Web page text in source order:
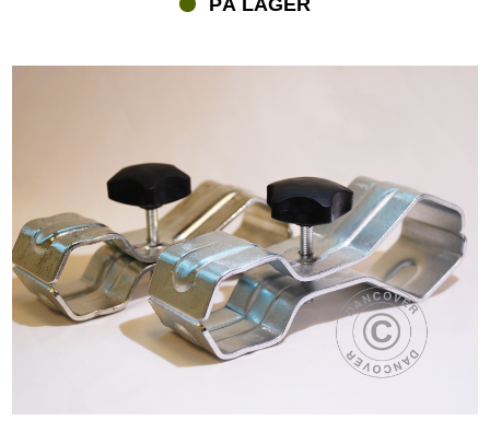
eller flere FleXtents® foldetelte. Men vi tilbyder også et stort udvalg
af andet tilbehør til disse populære foldetelte. Tilbehør som bl.a.
tagrender, der gør to sammenstillede foldetelte vandtætte,
samlestykker som kan gøre de sammenstillede telte flotte og helt
færdige, sidevægge, gardiner, vægtskiver, stormstropper,
bundrammer, myggenet og meget andet.